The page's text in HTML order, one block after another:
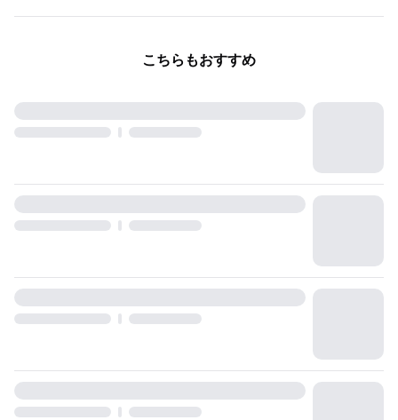
こちらもおすすめ